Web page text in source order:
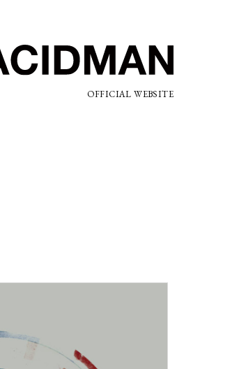
OFFICIAL WEBSITE